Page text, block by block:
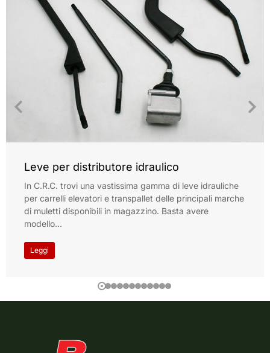
Leve per distributore idraulico
In C.R.C. trovi una vastissima gamma di leve idrauliche
per carrelli elevatori e transpallet delle principali marche
di muletti disponibili in magazzino. Basta avere
modello…
Leggi